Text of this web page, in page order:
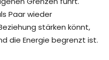
Paar wieder
stärken könnt,
die Energie begrenzt ist.